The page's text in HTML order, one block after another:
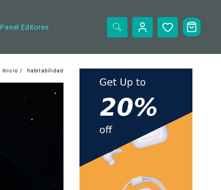
Panel Editores
Inicio habitabilidad